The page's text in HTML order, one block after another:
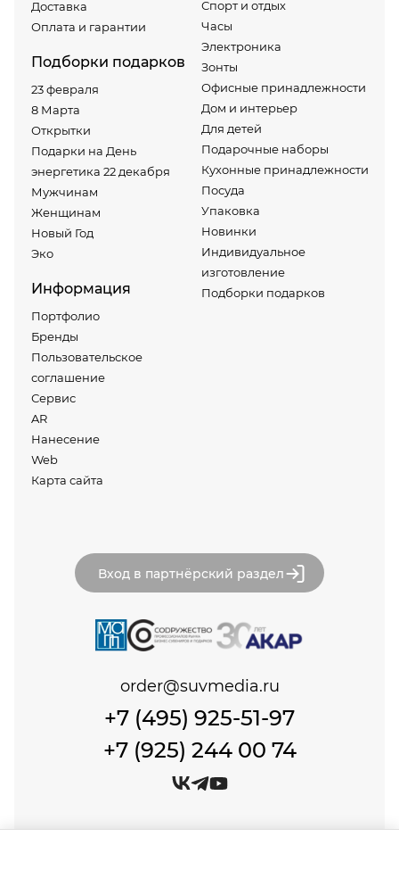
Доставка
Оплата и гарантии
Подборки подарков
23 февраля
8 Марта
Открытки
Подарки на День
энергетика 22 декабря
Мужчинам
Женщинам
Новый Год
Эко
Информация
Портфолио
Бренды
Пользовательское
соглашение
Сервис
AR
Нанесение
Web
Карта сайта
Спорт и отдых
Часы
Электроника
Зонты
Офисные принадлежности
Дом и интерьер
Для детей
Подарочные наборы
Кухонные принадлежности
Посуда
Упаковка
Новинки
Индивидуальное
изготовление
Подборки подарков
Вход в партнёрский раздел
+7 (495) 925-51-97
+7 (925) 244 00 74
order@suvmedia.ru